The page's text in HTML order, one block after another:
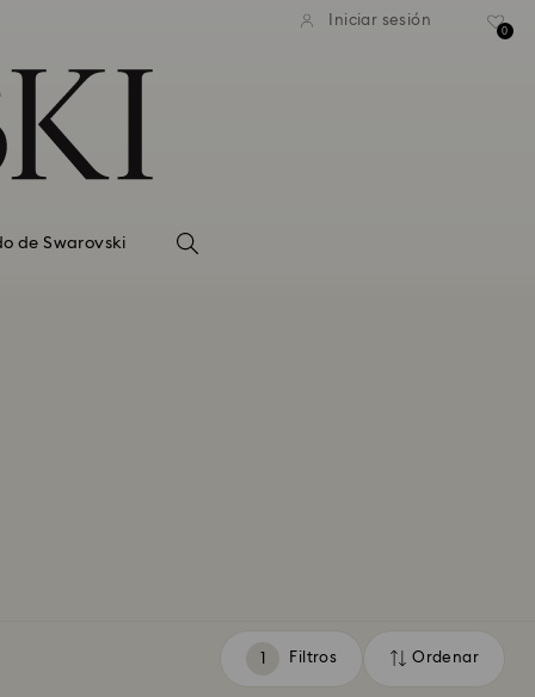
Iniciar sesión
0
de Swarovski
Filtros
Filtros Ordenar
Ordenar